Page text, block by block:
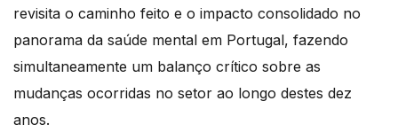
revisita o caminho feito e o impacto consolidado no
panorama da saúde mental em Portugal, fazendo
simultaneamente um balanço crítico sobre as
mudanças ocorridas no setor ao longo destes dez
anos.